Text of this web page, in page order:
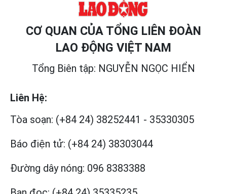
CƠ QUAN CỦA TỔNG LIÊN ĐOÀN
LAO ĐỘNG VIỆT NAM
Tổng Biên tập: NGUYỄN NGỌC HIỂN
Liên Hệ:
Tòa soạn: (+84 24) 38252441 - 35330305
Báo điện tử: (+84 24) 38303044
Đường dây nóng: 096 8383388